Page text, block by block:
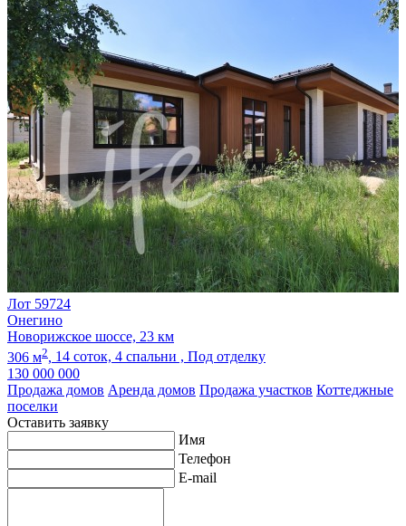
Лот 59724
Онегино
Новорижское шоссе, 23 км
306 м2, 14 соток, 4 спальни , Под отделку
130 000 000
Продажа домов Аренда домов Продажа участков Коттеджные
поселки
Оставить заявку
Имя
Телефон
E-mail